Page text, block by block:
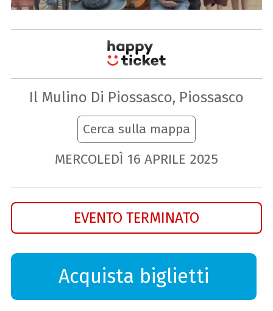
Il Mulino Di Piossasco, Piossasco
Cerca sulla mappa
MERCOLEDÌ 16 APRILE 2025
EVENTO TERMINATO
Acquista biglietti